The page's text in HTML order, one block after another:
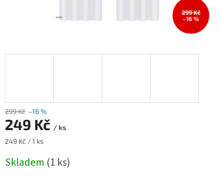
299 Kč
–16 %
299 Kč –16 %
249 Kč / ks
Měrná
249 Kč / 1 ks
Skladem (1 ks)